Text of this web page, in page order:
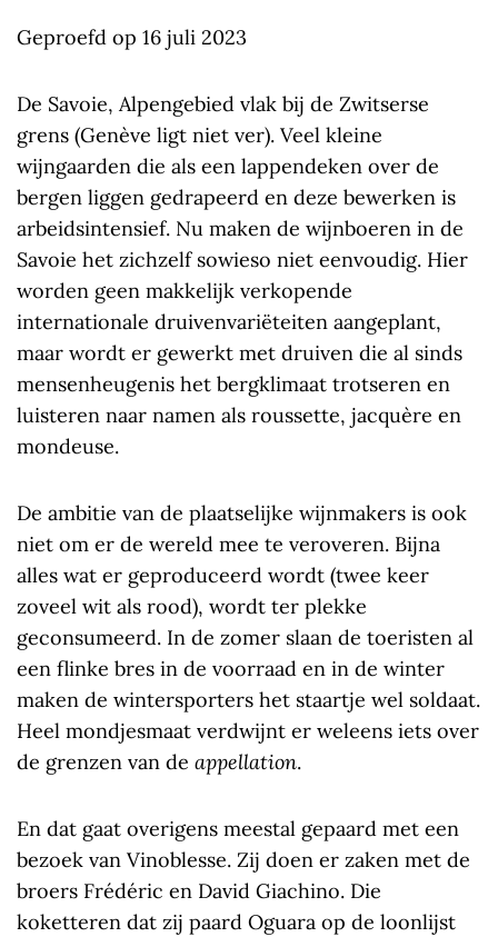
Geproefd op 16 juli 2023
De Savoie, Alpengebied vlak bij de Zwitserse
grens (Genève ligt niet ver). Veel kleine
wijngaarden die als een lappendeken over de
bergen liggen gedrapeerd en deze bewerken is
arbeidsintensief. Nu maken de wijnboeren in de
Savoie het zichzelf sowieso niet eenvoudig. Hier
worden geen makkelijk verkopende
internationale druivenvariëteiten aangeplant,
maar wordt er gewerkt met druiven die al sinds
mensenheugenis het bergklimaat trotseren en
luisteren naar namen als roussette, jacquère en
mondeuse.
De ambitie van de plaatselijke wijnmakers is ook
niet om er de wereld mee te veroveren. Bijna
alles wat er geproduceerd wordt (twee keer
zoveel wit als rood), wordt ter plekke
geconsumeerd. In de zomer slaan de toeristen al
een flinke bres in de voorraad en in de winter
maken de wintersporters het staartje wel soldaat.
Heel mondjesmaat verdwijnt er weleens iets over
de grenzen van de appellation.
En dat gaat overigens meestal gepaard met een
bezoek van Vinoblesse. Zij doen er zaken met de
broers Frédéric en David Giachino. Die
koketteren dat zij paard Oguara op de loonlijst